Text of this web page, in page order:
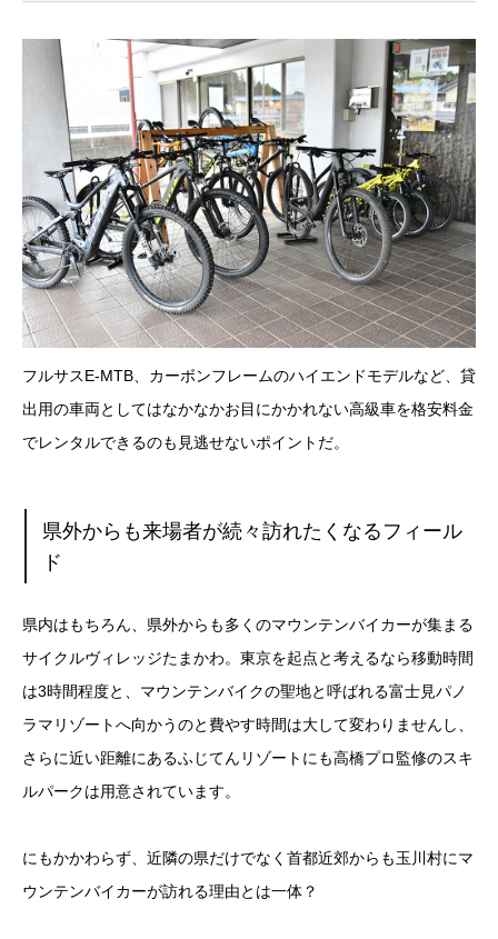
フルサスE-MTB、カーボンフレームのハイエンドモデルなど、貸
出用の車両としてはなかなかお目にかかれない高級車を格安料金
でレンタルできるのも見逃せないポイントだ。
県外からも来場者が続々訪れたくなるフィール
ド
県内はもちろん、県外からも多くのマウンテンバイカーが集まる
サイクルヴィレッジたまかわ。東京を起点と考えるなら移動時間
は3時間程度と、マウンテンバイクの聖地と呼ばれる富士見パノ
ラマリゾートへ向かうのと費やす時間は大して変わりませんし、
さらに近い距離にあるふじてんリゾートにも高橋プロ監修のスキ
ルパークは用意されています。
にもかかわらず、近隣の県だけでなく首都近郊からも玉川村にマ
ウンテンバイカーが訪れる理由とは一体？